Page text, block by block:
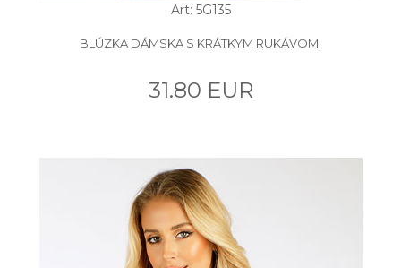
Art: 5G135
BLÚZKA DÁMSKA S KRÁTKYM RUKÁVOM.
31.80 EUR